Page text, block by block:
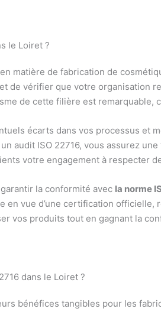
le Loiret ?
matière de fabrication de
de vérifier que votre organisation
de cette filière est
écarts dans vos processus et
audit ISO 22716, vous assurez
votre engagement à respecter
la conformité avec la norme
en vue d’une certification
vos produits tout en gagnant la
dans le Loiret ?
bénéfices tangibles pour les